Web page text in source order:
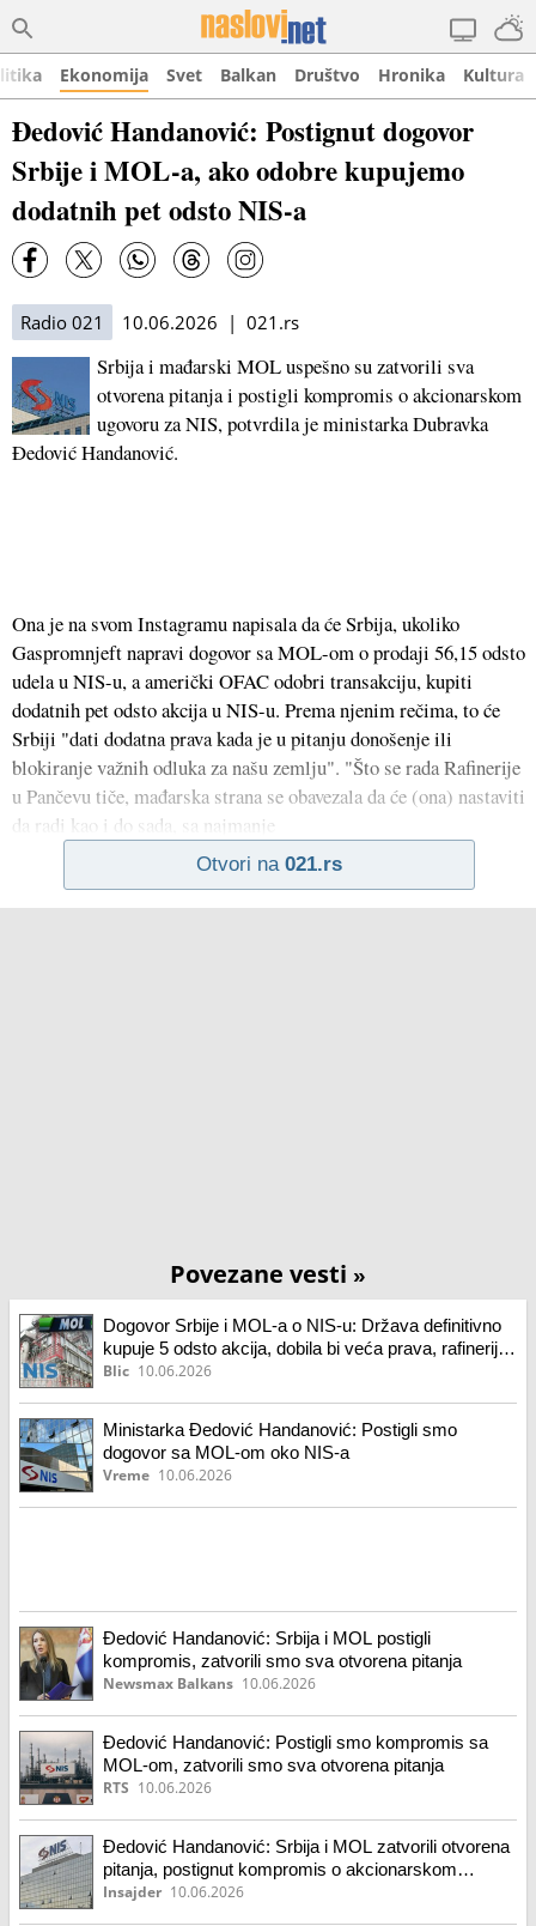
Ekonomija Svet Balkan Društvo Hronika Kultura
Đedović Handanović: Postignut dogovor
Srbije i MOL-a, ako odobre kupujemo
dodatnih pet odsto NIS-a
Radio 021 10.06.2026 | 021.rs
Srbija i mađarski MOL uspešno su zatvorili sva
otvorena pitanja i postigli kompromis o akcionarskom
ugovoru za NIS, potvrdila je ministarka Dubravka
Đedović Handanović.
Ona je na svom Instagramu napisala da će Srbija, ukoliko
Gaspromnjeft napravi dogovor sa MOL-om o prodaji 56,15 odsto
udela u NIS-u, a američki OFAC odobri transakciju, kupiti
dodatnih pet odsto akcija u NIS-u. Prema njenim rečima, to će
Srbiji "dati dodatna prava kada je u pitanju donošenje ili
blokiranje važnih odluka za našu zemlju". "Što se rada Rafinerije
u Pančevu tiče, mađarska strana se obavezala da će (ona) nastaviti
da radi kao i do sada, sa najmanje
Otvori na 021.rs
Povezane vesti »
Dogovor Srbije i MOL-a o NIS-u: Država definitivno
kupuje 5 odsto akcija, dobila bi veća prava, rafinerija
u Pančevu nastavlja da radi
Blic 10.06.2026
Ministarka Đedović Handanović: Postigli smo
dogovor sa MOL-om oko NIS-a
Vreme 10.06.2026
Đedović Handanović: Srbija i MOL postigli
kompromis, zatvorili smo sva otvorena pitanja
Newsmax Balkans 10.06.2026
Đedović Handanović: Postigli smo kompromis sa
MOL-om, zatvorili smo sva otvorena pitanja
RTS 10.06.2026
Đedović Handanović: Srbija i MOL zatvorili otvorena
pitanja, postignut kompromis o akcionarskom
ugovoru za NIS
Insajder 10.06.2026